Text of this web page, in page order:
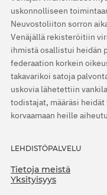
uskonnolliseen
Neuvostoliiton sorron
Venäjällä rekisteröitiin
ihmistä osallistui heidän
federaation korkein
takavarikoi satoja
uskovia lähetettiin
todistajat, määräsi
korvaamaan heille
LEHDISTÖPALVELU
Tietoja meistä
Yksityisyys